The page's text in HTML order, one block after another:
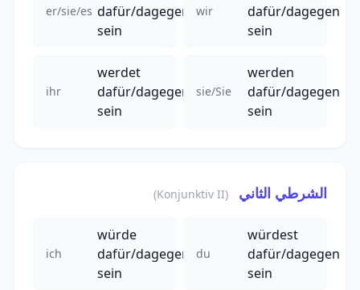
er/sie/es dafür/dagegen
sein
wir
dafür/dagegen
sein
ihr
werdet
dafür/dagegen
sein
sie/Sie
werden
dafür/dagegen
sein
الشرطي الثاني (Konjunktiv II)
ich
würde
dafür/dagegen
sein
du
würdest
dafür/dagegen
sein